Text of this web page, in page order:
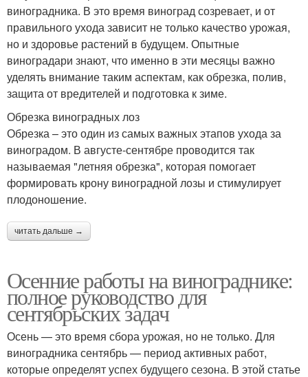
виноградника. В это время виноград созревает, и от
правильного ухода зависит не только качество урожая,
но и здоровье растений в будущем. Опытные
виноградари знают, что именно в эти месяцы важно
уделять внимание таким аспектам, как обрезка, полив,
защита от вредителей и подготовка к зиме.
Обрезка виноградных лоз
Обрезка – это один из самых важных этапов ухода за
виноградом. В августе-сентябре проводится так
называемая "летняя обрезка", которая помогает
формировать крону виноградной лозы и стимулирует
плодоношение.
читать дальше →
Осенние работы на винограднике:
полное руководство для
сентябрьских задач
Осень — это время сбора урожая, но не только. Для
виноградника сентябрь — период активных работ,
которые определят успех будущего сезона. В этой статье